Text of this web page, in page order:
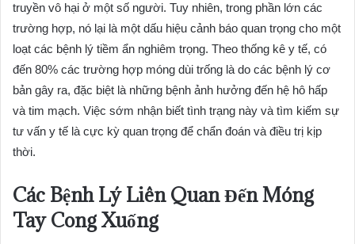
truyền vô hại ở một số người. Tuy nhiên, trong phần lớn các
trường hợp, nó lại là một dấu hiệu cảnh báo quan trọng cho một
loạt các bệnh lý tiềm ẩn nghiêm trọng. Theo thống kê y tế, có
đến 80% các trường hợp móng dùi trống là do các bệnh lý cơ
bản gây ra, đặc biệt là những bệnh ảnh hưởng đến hệ hô hấp
và tim mạch. Việc sớm nhận biết tình trạng này và tìm kiếm sự
tư vấn y tế là cực kỳ quan trọng để chẩn đoán và điều trị kịp
thời.
Các Bệnh Lý Liên Quan Đến Móng
Tay Cong Xuống